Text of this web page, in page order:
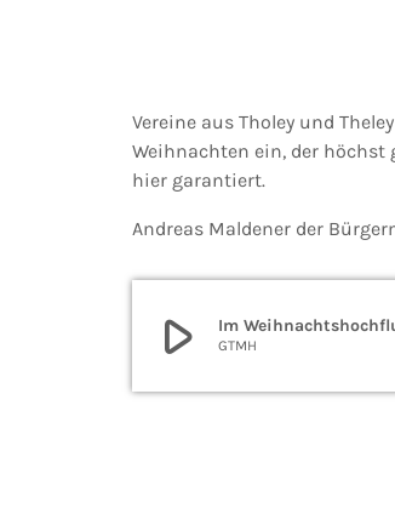
Vereine aus Tholey und
Weihnachten ein, der
hier garantiert.
Andreas Maldener der
play_arrow Im
GTMH